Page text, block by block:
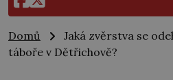
Domů
Jaká zvěrstva se
táboře v Dětřichově?